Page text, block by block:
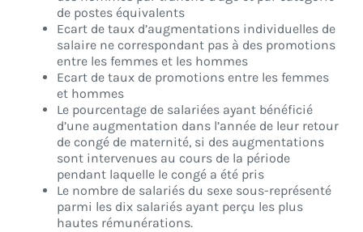
de postes équivalents
Ecart de taux d’augmentations individuelles de
salaire ne correspondant pas à des promotions
entre les femmes et les hommes
Ecart de taux de promotions entre les femmes
et hommes
Le pourcentage de salariées ayant bénéficié
d’une augmentation dans l’année de leur retour
de congé de maternité, si des augmentations
sont intervenues au cours de la période
pendant laquelle le congé a été pris
Le nombre de salariés du sexe sous-représenté
parmi les dix salariés ayant perçu les plus
hautes rémunérations.